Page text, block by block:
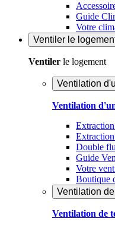
Guide
Votre
Ventiler le
Ventiler le logement
Ventilation
Ventilation
Double
Guide
Votre
Boutique
Ventilation
Ventilation de